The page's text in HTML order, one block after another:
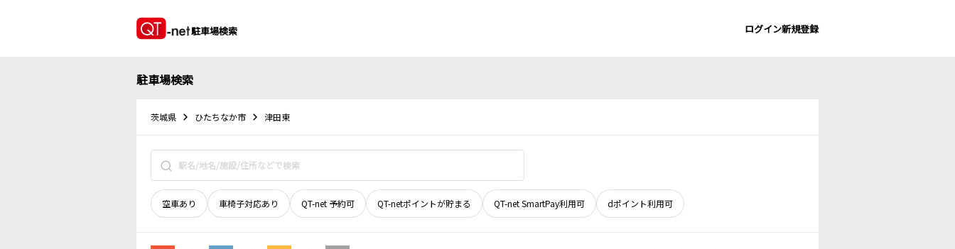
駐車場検索 ログイン新規登録
駐車場検索
茨城県 ひたちなか市 津田東
空車あり 車椅子対応あり QT-net 予約可 QT-netポイントが貯まる QT-net SmartPay利用可 dポイント利用可